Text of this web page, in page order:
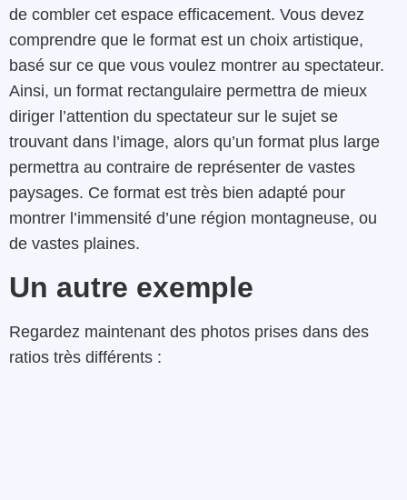
de combler cet espace efficacement. Vous devez
comprendre que le format est un choix artistique,
basé sur ce que vous voulez montrer au spectateur.
Ainsi, un format rectangulaire permettra de mieux
diriger l’attention du spectateur sur le sujet se
trouvant dans l’image, alors qu’un format plus large
permettra au contraire de représenter de vastes
paysages. Ce format est très bien adapté pour
montrer l’immensité d’une région montagneuse, ou
de vastes plaines.
Un autre exemple
Regardez maintenant des photos prises dans des
ratios très différents :